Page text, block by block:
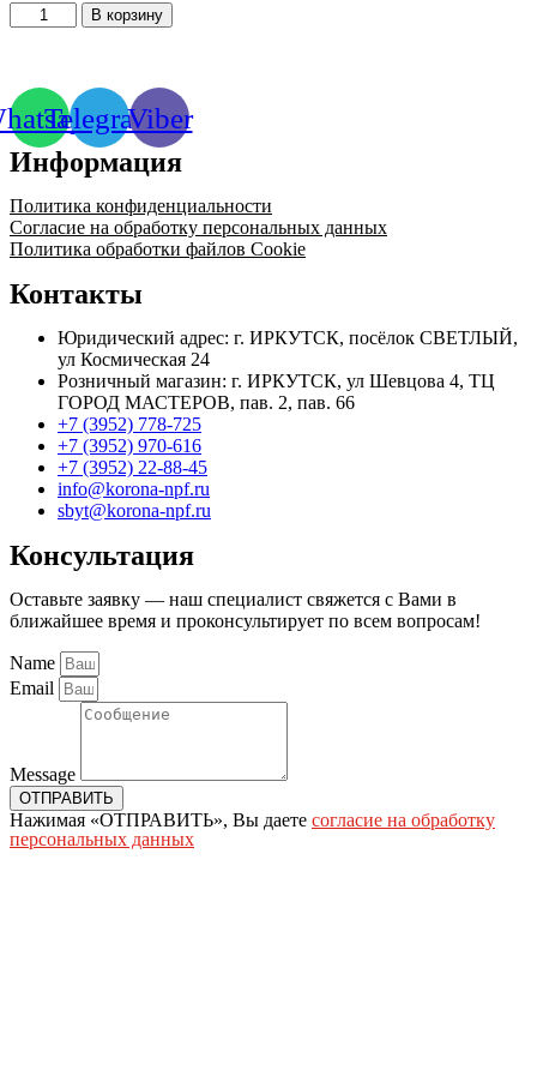
Количество
товара
латун.
Ду
32
STI
В корзину
TelegramViber
Информация
Политика конфиденциальности
Согласие на обработку персональных данных
Политика обработки файлов Cookie
Контакты
Юридический адрес: г. ИРКУТСК, посёлок СВЕТЛЫЙ,
ул Космическая 24
Розничный магазин: г. ИРКУТСК, ул Шевцова 4, ТЦ
ГОРОД МАСТЕРОВ, пав. 2, пав. 66
+7 (3952) 778-725
+7 (3952) 970-616
+7 (3952) 22-88-45
info@korona-npf.ru
sbyt@korona-npf.ru
Консультация
Оставьте заявку — наш специалист свяжется с Вами в
ближайшее время и проконсультирует по всем вопросам!
Name
Email
Message
ОТПРАВИТЬ
Нажимая «ОТПРАВИТЬ», Вы даете согласие на обработку
персональных данных